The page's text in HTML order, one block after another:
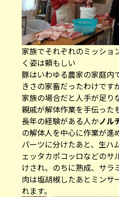
家族でそれぞれのミッショ
く姿は頼もしい
豚はいわゆる農家の家庭内
きさの家畜だったわけです
家族の場合だと人手が足り
親戚が解体作業を手伝った
長年の経験がある人かノル
の解体人を中心に作業が進
パーツに分けたあと、生ハ
ェッタカポコッロなどのサ
けされ、のちに熟成、サラ
肉は塩胡椒したあとミンサ
れます。